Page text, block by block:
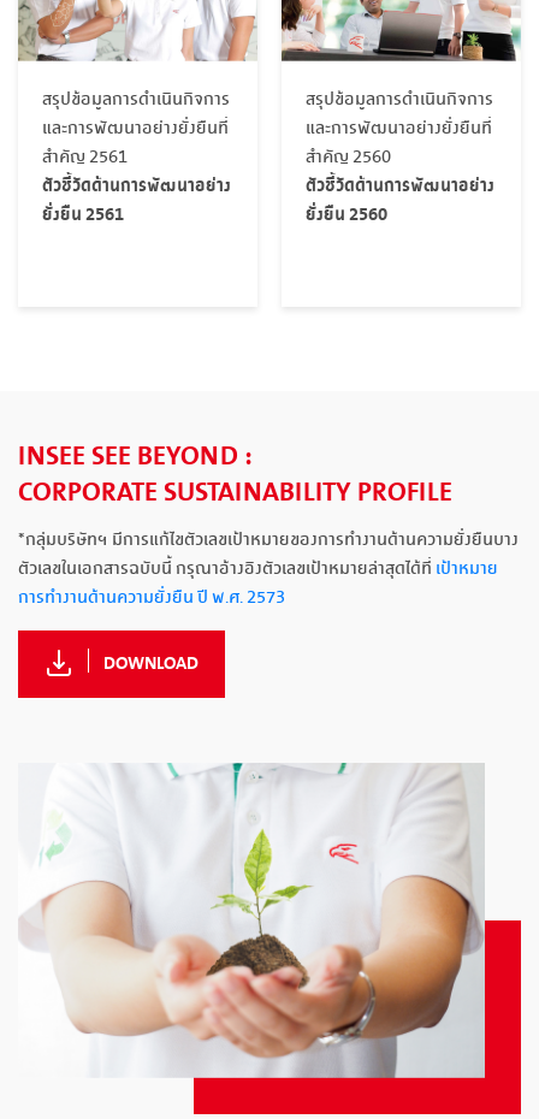
สรุปข้อมูลการดำเนินกิจการ
และการพัฒนาอย่างยั่งยืนที่
สำคัญ 2561
ตัวชี้วัดด้านการพัฒนาอย่าง
ยั่งยืน 2561
สรุปข้อมูลการดำเนินกิจการ
และการพัฒนาอย่างยั่งยืนที่
สำคัญ 2560
ตัวชี้วัดด้านการพัฒนาอย่าง
ยั่งยืน 2560
INSEE SEE BEYOND :
CORPORATE SUSTAINABILITY PROFILE
*กลุ่มบริษัทฯ มีการแก้ไขตัวเลขเป้าหมายของการทำงานด้านความยั่งยืนบาง
ตัวเลขในเอกสารฉบับนี้ กรุณาอ้างอิงตัวเลขเป้าหมายล่าสุดได้ที่ เป้าหมาย
การทำงานด้านความยั่งยืน ปี พ.ศ. 2573
DOWNLOAD